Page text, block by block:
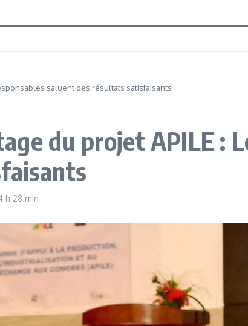
saluent des résultats satisfaisants
du projet APILE :
h 28 min